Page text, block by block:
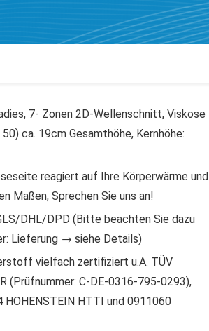
7- Zonen 2D-Wellenschnitt, Viskose
ca. 19cm Gesamthöhe, Kernhöhe:
reagiert auf Ihre Körperwärme und
Maßen, Sprechen Sie uns an!
DHL/DPD (Bitte beachten Sie dazu
Lieferung → siehe Details)
vielfach zertifiziert u.A. TÜV
(Prüfnummer: C-DE-0316-795-0293),
HTTI und 0911060